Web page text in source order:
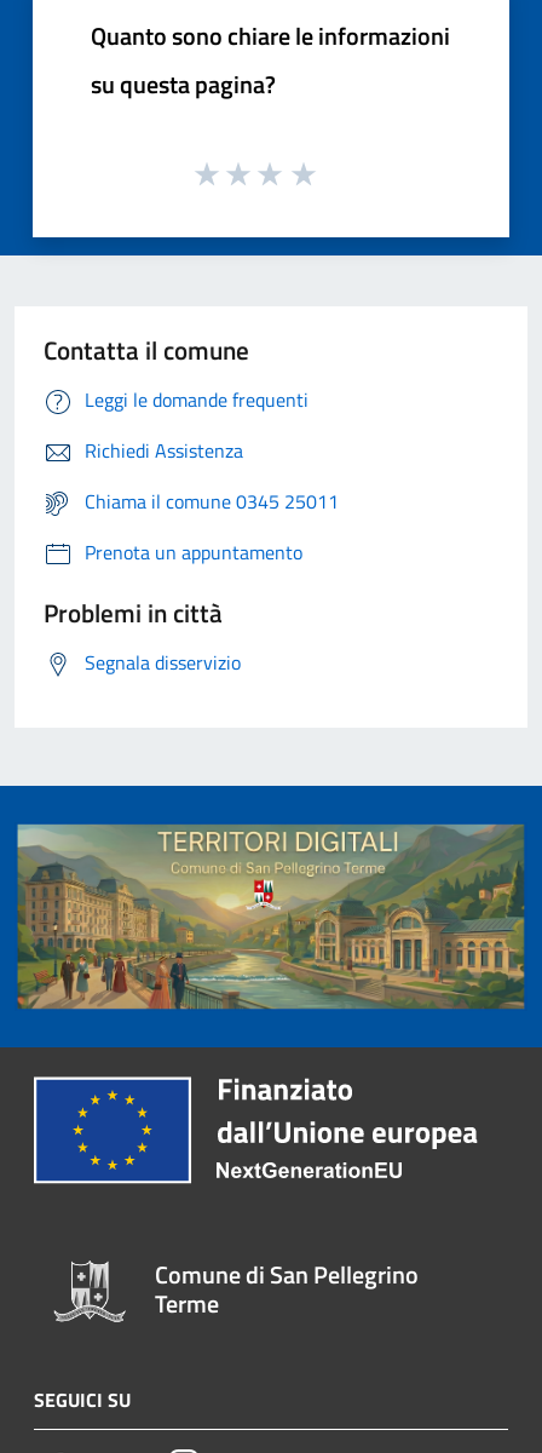
Quanto sono chiare le informazioni
su questa pagina?
Contatta il comune
Leggi le domande frequenti
Richiedi Assistenza
Chiama il comune 0345 25011
Prenota un appuntamento
Problemi in città
Segnala disservizio
Comune di San Pellegrino
Terme
SEGUICI SU